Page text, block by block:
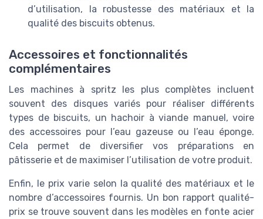
d’utilisation, la robustesse des matériaux et la
qualité des biscuits obtenus.
Accessoires et fonctionnalités
complémentaires
Les machines à spritz les plus complètes incluent
souvent des disques variés pour réaliser différents
types de biscuits, un hachoir à viande manuel, voire
des accessoires pour l’eau gazeuse ou l’eau éponge.
Cela permet de diversifier vos préparations en
pâtisserie et de maximiser l’utilisation de votre produit.
Enfin, le prix varie selon la qualité des matériaux et le
nombre d’accessoires fournis. Un bon rapport qualité-
prix se trouve souvent dans les modèles en fonte acier